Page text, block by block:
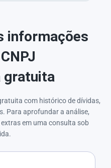
informações
gratuita
com histórico de dívidas,
Para aprofundar a análise,
em uma consulta sob